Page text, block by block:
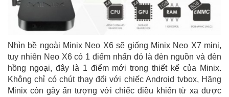
Nhìn bề ngoài Minix Neo X6 sẽ giống Minix Neo X7 mini,
tuy nhiên Neo X6 có 1 điểm nhấn đó là đèn nguồn và đèn
hồng ngoại, đây là 1 điểm mới trong thiết kế của Minix.
Không chỉ có chút thay đổi với chiếc Android tvbox, Hãng
Minix còn gây ấn tượng với chiếc điều khiển từ xa được